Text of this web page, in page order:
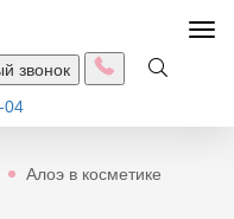
звонок
04
Алоэ в косметике